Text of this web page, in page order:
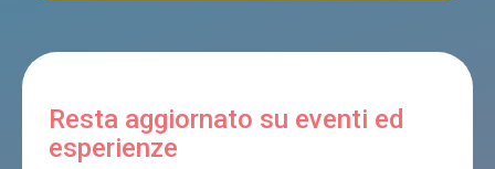
Resta aggiornato su eventi ed
esperienze